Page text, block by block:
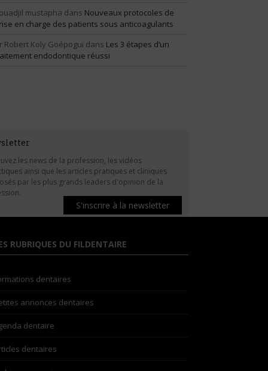
mustapha dans Nouveaux protocoles de
en charge des patients sous anticoagulants
Robert Koly Goépogui dans Les 3 étapes d’un
endodontique réussi
les news de la profession, les vidéos
ainsi que les articles pratiques et cliniques
par les plus grands leaders d'opinion de la
S'inscrire à la newsletter
RUBRIQUES DU FILDENTAIRE
dentaires
annonces dentaires
dentaire
dentaires